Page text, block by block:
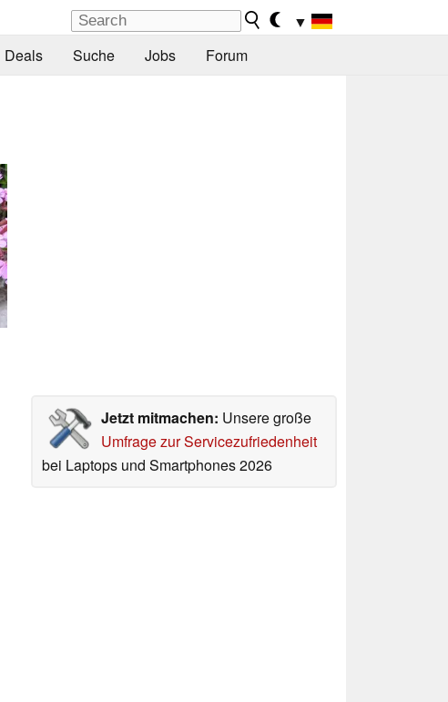
▼
Deals Suche Jobs Forum
Jetzt mitmachen: Unsere große
Umfrage zur Servicezufriedenheit
bei Laptops und Smartphones 2026